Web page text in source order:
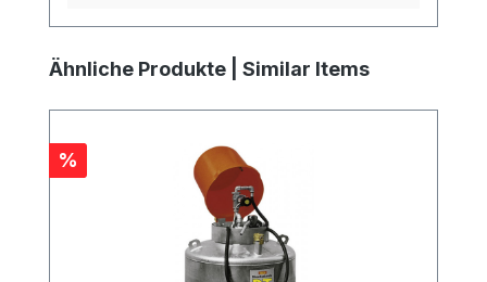
Produktgalerie überspringen
Ähnliche Produkte | Similar Items
Rabatt
%